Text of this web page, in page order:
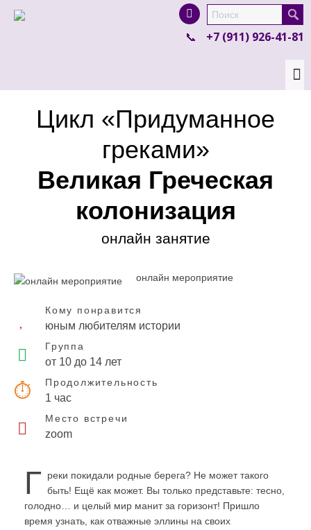
product in a size size .
colour items.
+7 (911) 926-41-81
Цикл «Придуманное
греками»
Великая Греческая
колонизация
онлайн занятие
онлайн мероприятие
Кому понравится
юным любителям истории
Группа
от 10 до 14 лет
Продолжительность
1 час
Место встречи
zoom
Г
реки покидали родные берега? Не может такого
быть! Ещё как может. Вы только представьте: тесно,
голодно… и целый мир манит за горизонт! Пришло
время узнать, как отважные эллины на своих